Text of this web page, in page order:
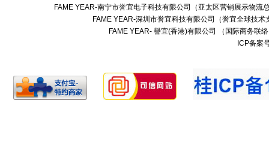
FAME YEAR-南宁市誉宜电子科技有限公司（亚太区营销展示物
FAME YEAR-深圳市誉宜科技有限公司（誉宜全球技
FAME YEAR- 譽宜(香港)有限公司 （国际商务联
ICP备案